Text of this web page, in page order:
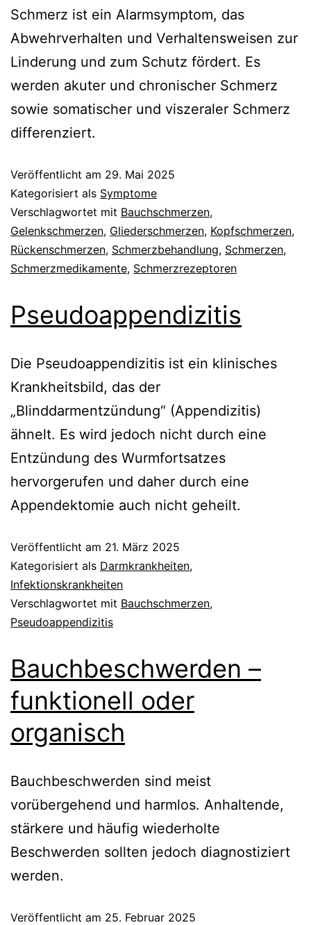
Schmerz ist ein Alarmsymptom, das
Abwehrverhalten und Verhaltensweisen zur
Linderung und zum Schutz fördert. Es
werden akuter und chronischer Schmerz
sowie somatischer und viszeraler Schmerz
differenziert.
Veröffentlicht am 29. Mai 2025
Kategorisiert als Symptome
Verschlagwortet mit Bauchschmerzen,
Gelenkschmerzen, Gliederschmerzen, Kopfschmerzen,
Rückenschmerzen, Schmerzbehandlung, Schmerzen,
Schmerzmedikamente, Schmerzrezeptoren
Pseudoappendizitis
Die Pseudoappendizitis ist ein klinisches
Krankheitsbild, das der
„Blinddarmentzündung“ (Appendizitis)
ähnelt. Es wird jedoch nicht durch eine
Entzündung des Wurmfortsatzes
hervorgerufen und daher durch eine
Appendektomie auch nicht geheilt.
Veröffentlicht am 21. März 2025
Kategorisiert als Darmkrankheiten,
Infektionskrankheiten
Verschlagwortet mit Bauchschmerzen,
Pseudoappendizitis
Bauchbeschwerden –
funktionell oder
organisch
Bauchbeschwerden sind meist
vorübergehend und harmlos. Anhaltende,
stärkere und häufig wiederholte
Beschwerden sollten jedoch diagnostiziert
werden.
Veröffentlicht am 25. Februar 2025